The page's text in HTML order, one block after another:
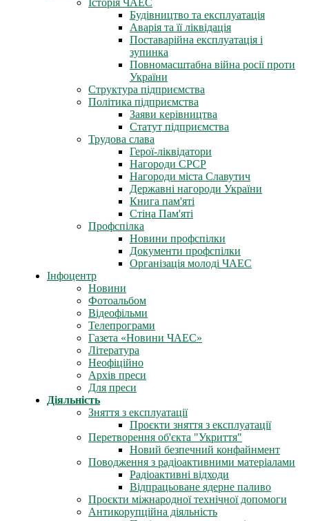
Історія ЧАЕС
Будівництво та експлуатація
Аварія та її ліквідація
Поставарійна експлуатація і
зупинка
Повномасштабна війна росії проти
України
Структура підприємства
Політика підприємства
Заяви керівництва
Статут підприємства
Трудова слава
Герої-ліквідатори
Нагороди СРСР
Нагороди міста Славутич
Державні нагороди України
Книга пам'яті
Стіна Пам'яті
Профспілка
Новини профспілки
Документи профспілки
Організація молоді ЧАЕС
Інфоцентр
Новини
Фотоальбом
Відеофільми
Телепрограми
Газета «Новини ЧАЕС»
Література
Неофіційно
Архів преси
Для преси
Діяльність
Зняття з експлуатації
Проєкти зняття з експлуатації
Перетворення об'єкта "Укриття"
Новий безпечний конфайнмент
Поводження з радіоактивними матеріалами
Радіоактивні відходи
Відпрацьоване ядерне паливо
Проєкти міжнародної технічної допомоги
Антикорупційна діяльність